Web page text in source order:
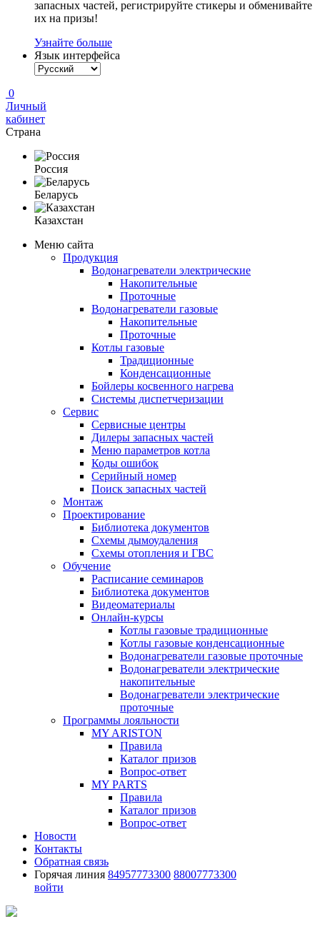
запасных частей, регистрируйте стикеры и обменивайте
их на призы!
Узнайте больше
Язык интерфейса
0
Личный
кабинет
Страна
Россия
Беларусь
Казахстан
Меню сайта
Продукция
Водонагреватели электрические
Накопительные
Проточные
Водонагреватели газовые
Накопительные
Проточные
Котлы газовые
Традиционные
Конденсационные
Бойлеры косвенного нагрева
Системы диспетчеризации
Сервис
Сервисные центры
Дилеры запасных частей
Меню параметров котла
Коды ошибок
Серийный номер
Поиск запасных частей
Монтаж
Проектирование
Библиотека документов
Схемы дымоудаления
Схемы отопления и ГВС
Обучение
Расписание семинаров
Библиотека документов
Видеоматериалы
Онлайн-курсы
Котлы газовые традиционные
Котлы газовые конденсационные
Водонагреватели газовые проточные
Водонагреватели электрические
накопительные
Водонагреватели электрические
проточные
Программы лояльности
MY ARISTON
Правила
Каталог призов
Вопрос-ответ
MY PARTS
Правила
Каталог призов
Вопрос-ответ
Новости
Контакты
Обратная связь
Горячая линия 84957773300 88007773300
войти